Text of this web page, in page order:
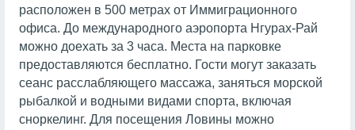
расположен в 500 метрах от Иммиграционного
офиса. До международного аэропорта Нгурах-Рай
можно доехать за 3 часа. Места на парковке
предоставляются бесплатно. Гости могут заказать
сеанс расслабляющего массажа, заняться морской
рыбалкой и водными видами спорта, включая
сноркелинг. Для посещения Ловины можно